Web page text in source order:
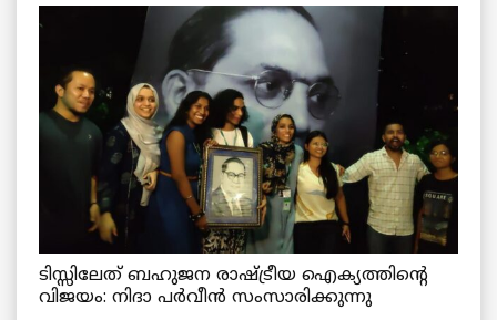
ടിസ്സിലേത് ബഹുജന രാഷ്ട്രീയ ഐക്യത്തിന്റെ
വിജയം: നിദാ പർവീൻ സംസാരിക്കുന്നു